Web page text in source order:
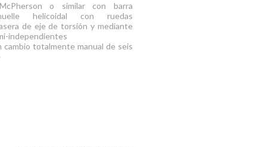
o similar con barra
helicoidal con ruedas
de eje de torsión y mediante
independientes
cambio totalmente manual de seis